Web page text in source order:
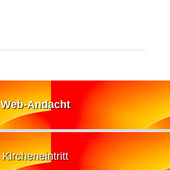
Web-Andacht
Kircheneintritt